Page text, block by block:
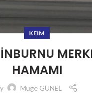
KEIM
HAMAMI
Muge GÜNEL